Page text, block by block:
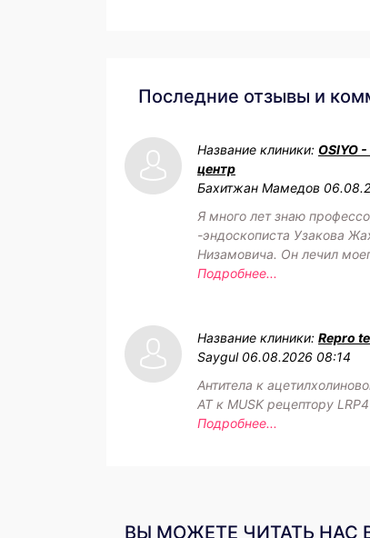
Последние отзывы и
Название клиники: OSIYO
центр
Бахитжан Мамедов
Я много лет знаю
-эндоскописта Узакова
Низамовича. Он лечил
Подробнее...
Название клиники: Repro
Saygul 06.08.2026 08:14
Антитела к
АТ к MUSK рецептору
Подробнее...
ВЫ МОЖЕТЕ ЧИТАТЬ НАС